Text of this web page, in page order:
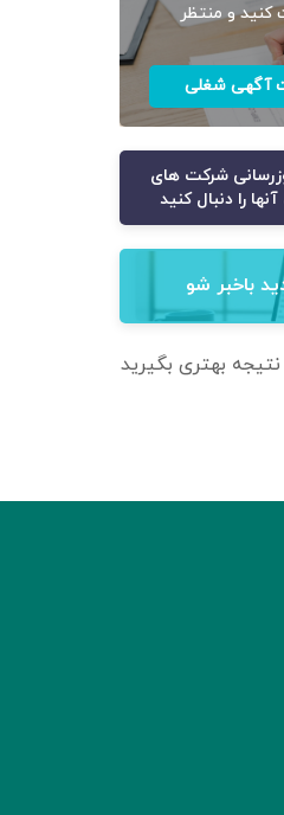
کنید و منتظر
آگهی شغلی
شرکت های
را دنبال کنید
باخبر شو
نتیجه بهتری بگیرید